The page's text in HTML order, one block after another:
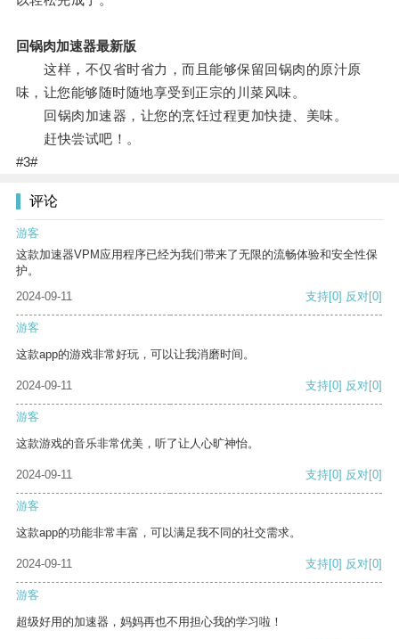
回锅肉加速器最新版
这样，不仅省时省力，而且能够保留回锅肉的原汁原
味，让您能够随时随地享受到正宗的川菜风味。
回锅肉加速器，让您的烹饪过程更加快捷、美味。
赶快尝试吧！。
#3#
评论
游客
这款加速器VPM应用程序已经为我们带来了无限的流畅体验和安全性保
护。
2024-09-11
支持[0] 反对[0]
游客
这款app的游戏非常好玩，可以让我消磨时间。
2024-09-11 支持[0] 反对[0]
游客
这款游戏的音乐非常优美，听了让人心旷神怡。
2024-09-11 支持[0] 反对[0]
游客
这款app的功能非常丰富，可以满足我不同的社交需求。
2024-09-11 支持[0] 反对[0]
游客
超级好用的加速器，妈妈再也不用担心我的学习啦！